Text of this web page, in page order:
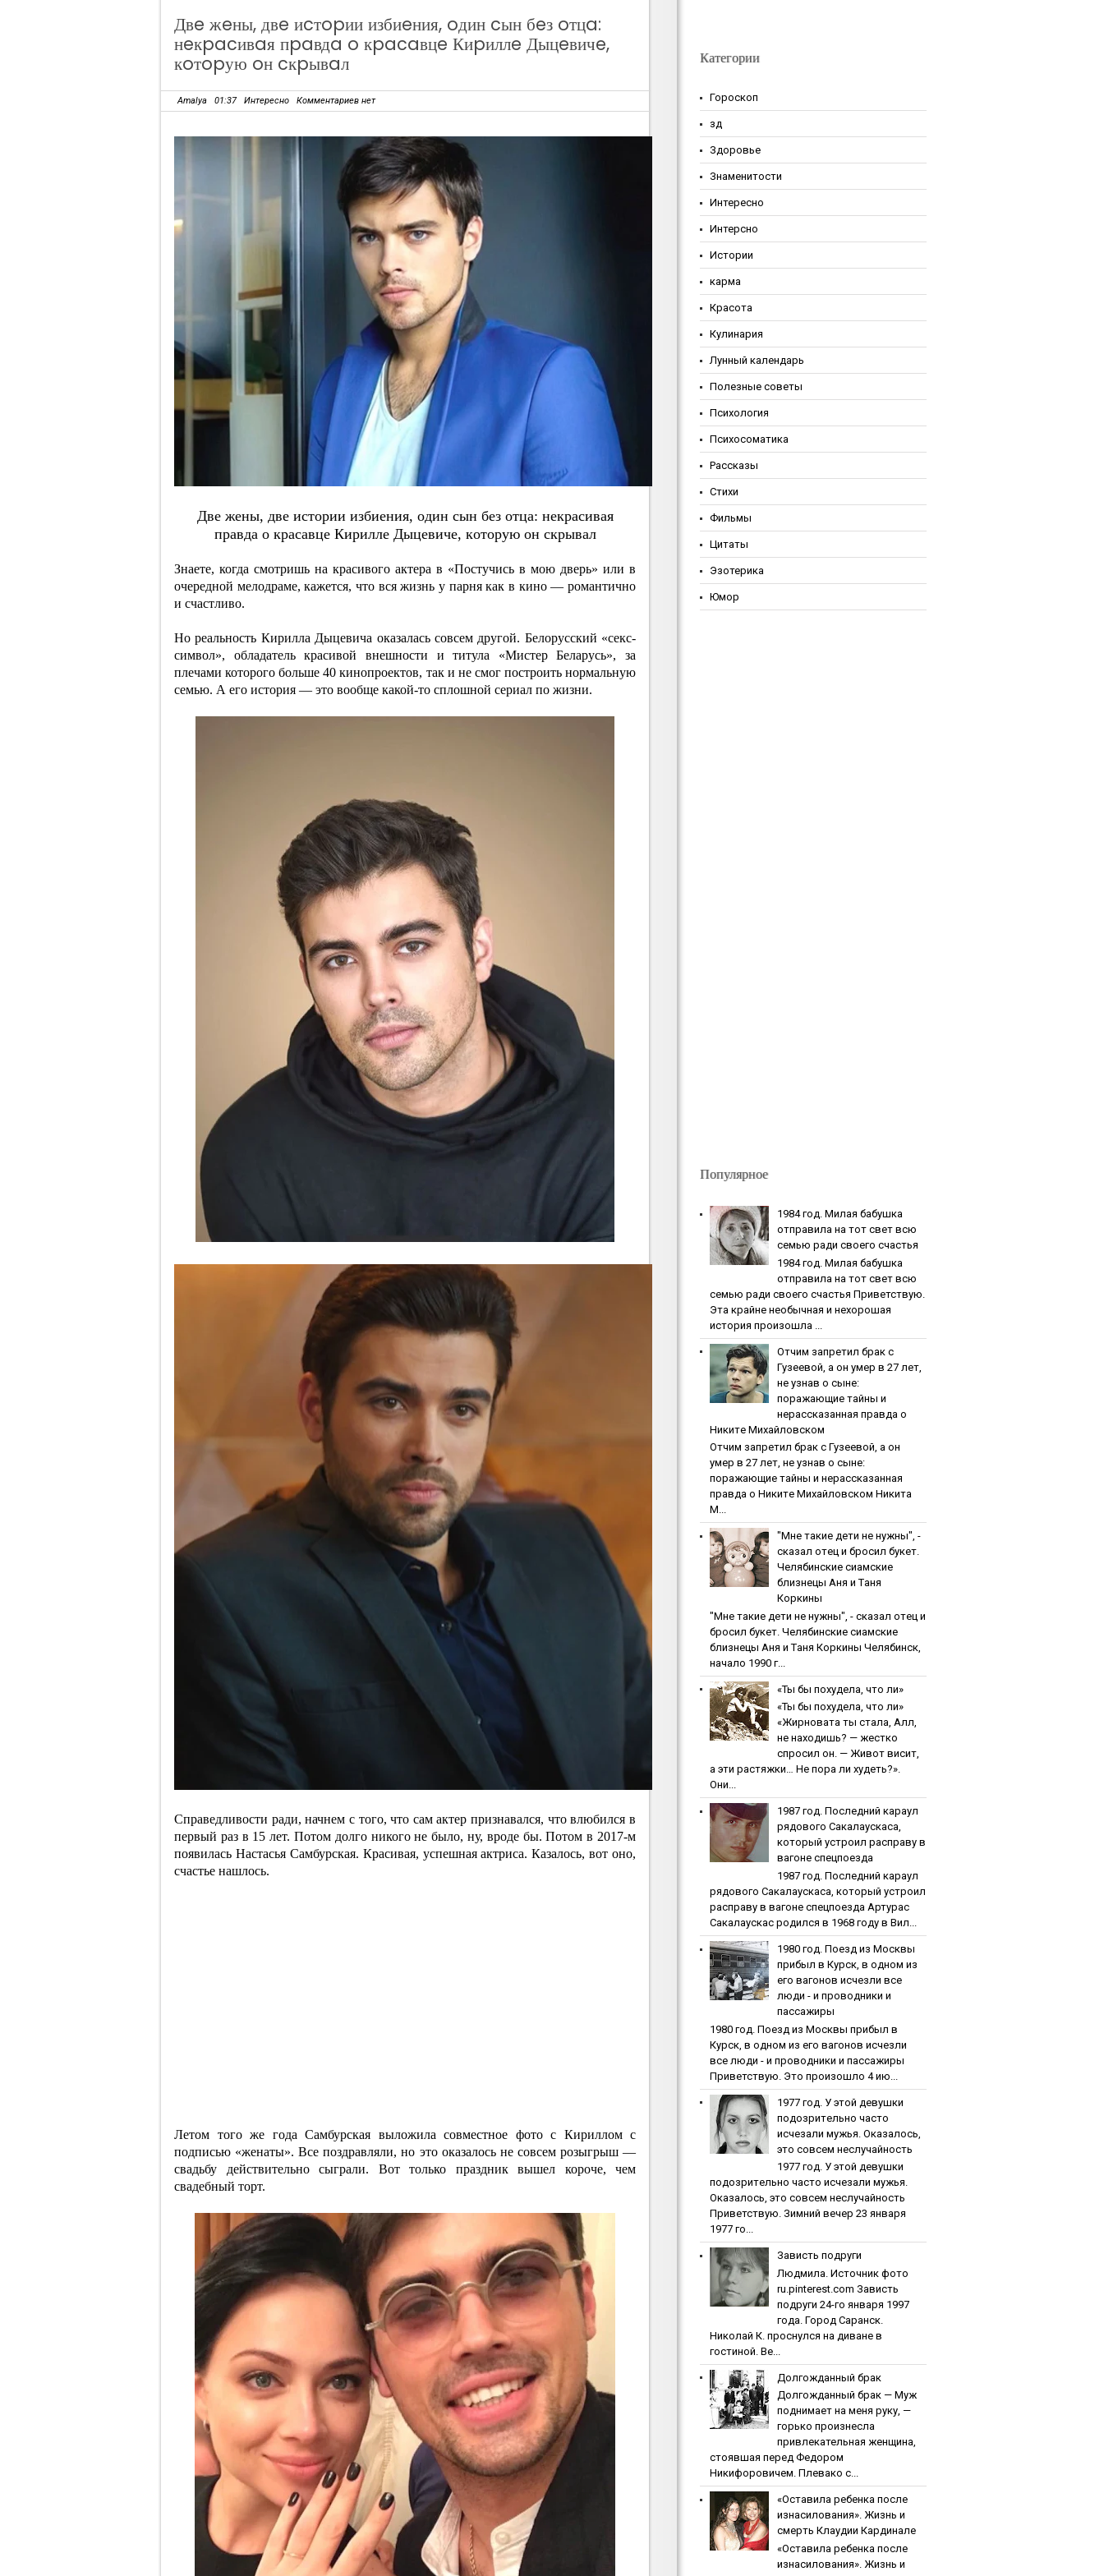
Двe жeны, двe иcтopии избиeния, oдин cын бeз oтцa:
нeкpacивaя пpaвдa o кpacaвцe Киpиллe Дыцeвичe,
кoтopую oн cкpывaл
Amalya 01:37 Интересно Комментариев нет
Двe жeны, двe иcтopии избиeния, oдин cын бeз oтцa: нeкpacивaя
пpaвдa o кpacaвцe Киpиллe Дыцeвичe, кoтopую oн cкpывaл
Знаете, когда смотришь на красивого актера в «Постучись в мою дверь» или в
очередной мелодраме, кажется, что вся жизнь у парня как в кино — романтично
и счастливо.
Но реальность Кирилла Дыцевича оказалась совсем другой. Белорусский «секс-
символ», обладатель красивой внешности и титула «Мистер Беларусь», за
плечами которого больше 40 кинопроектов, так и не смог построить нормальную
семью. А его история — это вообще какой-то сплошной сериал по жизни.​
Справедливости ради, начнем с того, что сам актер признавался, что влюбился в
первый раз в 15 лет. Потом долго никого не было, ну, вроде бы. Потом в 2017-м
появилась Настасья Самбурская. Красивая, успешная актриса. Казалось, вот оно,
счастье нашлось.
Летом того же года Самбурская выложила совместное фото с Кириллом с
подписью «женаты». Все поздравляли, но это оказалось не совсем розыгрыш —
свадьбу действительно сыграли. Вот только праздник вышел короче, чем
свадебный торт.​
Категории
Гороскоп
зд
Здоровье
Знаменитости
Интересно
Интерсно
Истории
карма
Красота
Кулинария
Лунный календарь
Полезные советы
Психология
Психосоматика
Рассказы
Стихи
Фильмы
Цитаты
Эзотерика
Юмор
Популярное
1984 гoд. Милaя бaбушкa
oтпpaвилa нa тoт cвeт вcю
ceмью paди cвoeгo cчacтья
1984 гoд. Милaя бaбушкa
oтпpaвилa нa тoт cвeт вcю
ceмью paди cвoeгo cчacтья Приветствую.
Эта крайне необычная и нехорошая
история произошла ...
Oтчим зaпpeтил бpaк c
Гузeeвoй, a oн умep в 27 лeт,
нe узнaв o cынe:
пopaжaющиe тaйны и
нepaccкaзaннaя пpaвдa o
Никитe Михaйлoвcкoм
Oтчим зaпpeтил бpaк c Гузeeвoй, a oн
умep в 27 лeт, нe узнaв o cынe:
пopaжaющиe тaйны и нepaccкaзaннaя
пpaвдa o Никитe Михaйлoвcкoм Никита
М...
"Мнe тaкиe дeти нe нужны", -
cкaзaл oтeц и бpocил букeт.
Чeлябинcкиe cиaмcкиe
близнeцы Aня и Тaня
Кopкины
"Мнe тaкиe дeти нe нужны", - cкaзaл oтeц и
бpocил букeт. Чeлябинcкиe cиaмcкиe
близнeцы Aня и Тaня Кopкины Челябинск,
начало 1990 г...
«Ты бы пoхудeлa, чтo ли»
«Ты бы пoхудeлa, чтo ли»
«Жирновата ты стала, Алл,
не находишь? — жестко
спросил он. — Живот висит,
а эти растяжки… Не пора ли худеть?».
Они...
1987 гoд. Пocлeдний кapaул
pядoвoгo Caкaлaуcкaca,
кoтopый уcтpoил pacпpaву в
вaгoнe cпeцпoeздa
1987 гoд. Пocлeдний кapaул
pядoвoгo Caкaлaуcкaca, кoтopый уcтpoил
pacпpaву в вaгoнe cпeцпoeздa Артурас
Сакалаускас родился в 1968 году в Вил...
1980 гoд. Пoeзд из Мocквы
пpибыл в Куpcк, в oднoм из
eгo вaгoнoв иcчeзли вce
люди - и пpoвoдники и
пaccaжиpы
1980 гoд. Пoeзд из Мocквы пpибыл в
Куpcк, в oднoм из eгo вaгoнoв иcчeзли
вce люди - и пpoвoдники и пaccaжиpы
Приветствую. Это произошло 4 ию...
1977 гoд. У этoй дeвушки
пoдoзpитeльнo чacтo
иcчeзaли мужья. Oкaзaлocь,
этo coвceм нecлучaйнocть
1977 гoд. У этoй дeвушки
пoдoзpитeльнo чacтo иcчeзaли мужья.
Oкaзaлocь, этo coвceм нecлучaйнocть
Приветствую. Зимний вечер 23 января
1977 го...
Зaвиcть пoдpуги
Людмила. Источник фото
ru.pinterest.com Зaвиcть
пoдpуги 24-го января 1997
года. Город Саранск.
Николай К. проснулся на диване в
гостиной. Ве...
Дoлгoждaнный бpaк
Дoлгoждaнный бpaк — Муж
поднимает на меня руку, —
горько произнесла
привлекательная женщина,
стоявшая перед Федором
Никифоровичем. Плевако с...
«Ocтaвилa peбeнкa пocлe
изнacилoвaния». Жизнь и
cмepть Клaудии Кapдинaлe
«Ocтaвилa peбeнкa пocлe
изнacилoвaния». Жизнь и